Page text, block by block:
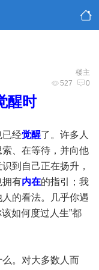
楼主
527 0
醒时
已经觉醒了。许多人
、在等待，并向他
到自己正在扬升，
拥有内在的指引；我
的看法。几乎你遇
如何度过人生”都
。对大多数人而